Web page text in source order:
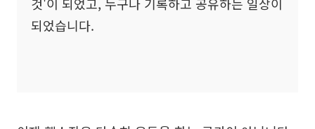
되었습니다.